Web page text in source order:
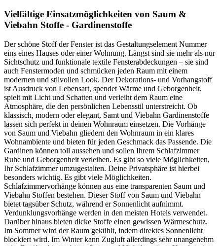
Vielfältige Einsatzmöglichkeiten von Saum &
Viebahn Stoffe - Gardinenstoffe
Der schöne Stoff der Fenster ist das Gestaltungselement Nummer
eins eines Hauses oder einer Wohnung. Längst sind sie mehr als nur
Sichtschutz und funktionale textile Fensterabdeckungen – sie sind
auch Fenstermoden und schmücken jeden Raum mit einem
modernen und stilvollen Look. Der Dekorations- und Vorhangstoff
ist Ausdruck von Lebensart, spendet Wärme und Geborgenheit,
spielt mit Licht und Schatten und verleiht dem Raum eine
Atmosphäre, die den persönlichen Lebensstil unterstreicht. Ob
klassisch, modern oder elegant, Samt und Viebahn Gardinenstoffe
lassen sich perfekt in deinen Wohnraum einsetzen. Die Vorhänge
von Saum und Viebahn gliedern den Wohnraum in ein klares
Wohnambiente und bieten für jeden Geschmack das Passende. Die
Gardinen können toll aussehen und sollen Ihrem Schlafzimmer
Ruhe und Geborgenheit verleihen. Es gibt so viele Möglichkeiten,
Ihr Schlafzimmer umzugestalten. Deine Privatsphäre ist hierbei
besonders wichtig. Es gibt viele Möglichkeiten.
Schlafzimmervorhänge können aus eine transparenten Saum und
Viebahn Stoffen bestehen. Dieser Stoff von Saum und Viebahn
bietet tagsüber Schutz, während er Sonnenlicht aufnimmt.
Verdunklungsvorhänge werden in den meisten Hotels verwendet.
Darüber hinaus bieten dicke Stoffe einen gewissen Wärmeschutz.
Im Sommer wird der Raum gekühlt, indem direktes Sonnenlicht
blockiert wird. Im Winter kann Zugluft allerdings sehr unangenehm